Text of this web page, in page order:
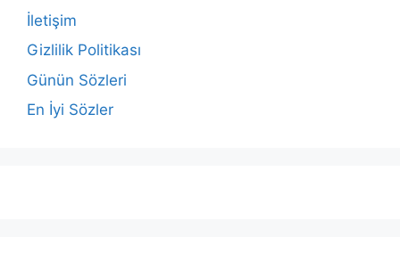
İletişim
Gizlilik Politikası
Günün Sözleri
En İyi Sözler